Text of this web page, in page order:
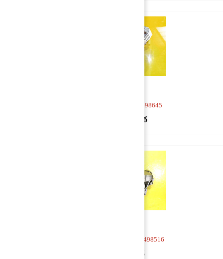
Насос масляный 1698645
12 000 руб
Насос масляный 20498516
6 500 руб